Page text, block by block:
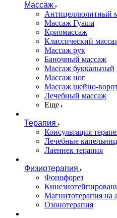
Массаж
Антицеллюлитный
Массаж Гуаша
Криомассаж
Классический
Массаж рук
Баночный массаж
Массаж буккальный
Массаж ног
Массаж шейно-
Лечебный массаж
Еще
Терапия
Консультация
Лечебные
Лаеннек терапия
Физиотерапия
Фонофорез
Магнитотерапия на
Озонотерапия